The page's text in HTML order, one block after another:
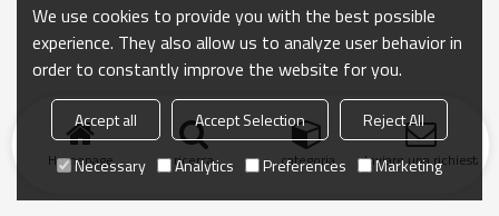
Homepage ricerca categoria Inviare una richiesta
We use cookies to provide you with the best possible
experience. They also allow us to analyze user behavior in
order to constantly improve the website for you.
Accept all Accept Selection
Reject All
Necessary
Analytics Preferences Marketing